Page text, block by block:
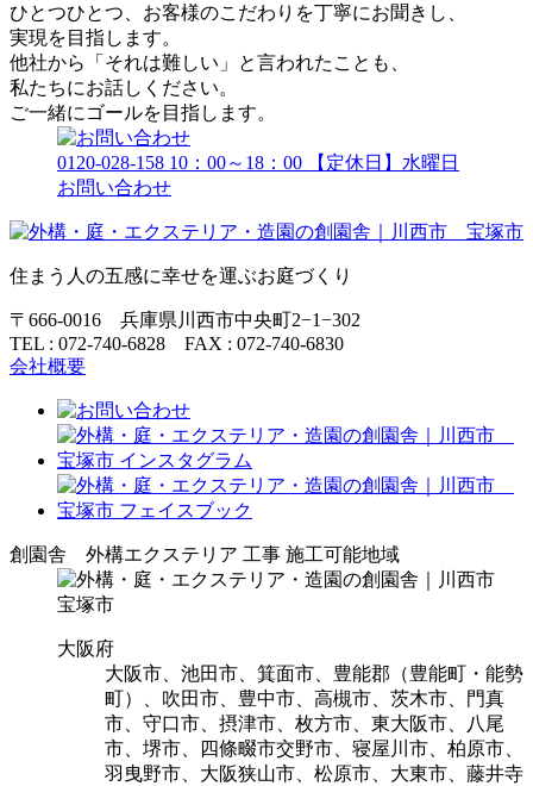
ひとつひとつ、お客様のこだわりを丁寧にお聞きし、
実現を目指します。
他社から「それは難しい」と言われたことも、
私たちにお話しください。
ご一緒にゴールを目指します。
0120-028-158 10：00～18：00 【定休日】水曜日
お問い合わせ
住まう人の五感に幸せを運ぶお庭づくり
〒666-0016 兵庫県川西市中央町2−1−302
TEL : 072-740-6828 FAX : 072-740-6830
会社概要
創園舎 外構エクステリア 工事 施工可能地域
大阪府
大阪市、池田市、箕面市、豊能郡（豊能町・能勢
町）、吹田市、豊中市、高槻市、茨木市、門真
市、守口市、摂津市、枚方市、東大阪市、八尾
市、堺市、四條畷市交野市、寝屋川市、柏原市、
羽曳野市、大阪狭山市、松原市、大東市、藤井寺